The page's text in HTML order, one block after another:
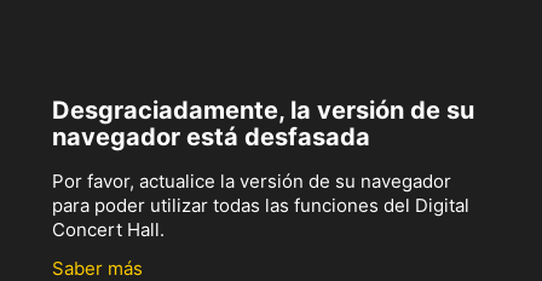
Desgraciadamente, la versión de su
navegador está desfasada
Por favor, actualice la versión de su navegador
para poder utilizar todas las funciones del Digital
Concert Hall.
Saber más